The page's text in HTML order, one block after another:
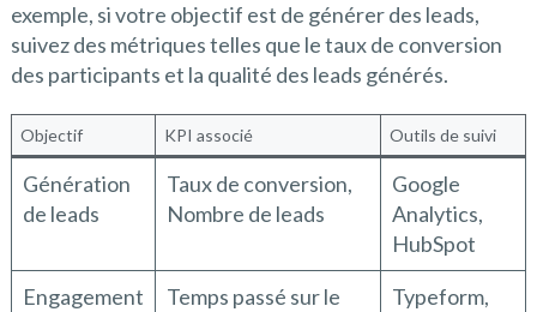
exemple, si votre objectif est de générer des leads,
suivez des métriques telles que le taux de conversion
des participants et la qualité des leads générés.
Objectif KPI associé Outils de suivi
Génération
de leads
Taux de conversion,
Nombre de leads
Google
Analytics,
HubSpot
Engagement
Temps passé sur le
Typeform,